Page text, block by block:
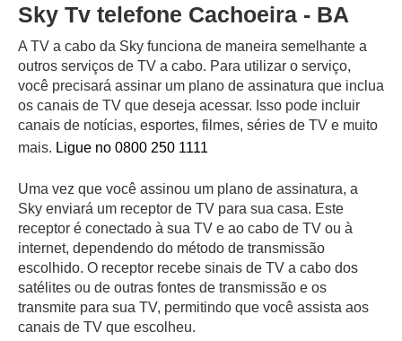
Sky Tv telefone Cachoeira - BA
A TV a cabo da Sky funciona de maneira semelhante a
outros serviços de TV a cabo. Para utilizar o serviço,
você precisará assinar um plano de assinatura que inclua
os canais de TV que deseja acessar. Isso pode incluir
canais de notícias, esportes, filmes, séries de TV e muito
mais. Ligue no 0800 250 1111
Uma vez que você assinou um plano de assinatura, a
Sky enviará um receptor de TV para sua casa. Este
receptor é conectado à sua TV e ao cabo de TV ou à
internet, dependendo do método de transmissão
escolhido. O receptor recebe sinais de TV a cabo dos
satélites ou de outras fontes de transmissão e os
transmite para sua TV, permitindo que você assista aos
canais de TV que escolheu.